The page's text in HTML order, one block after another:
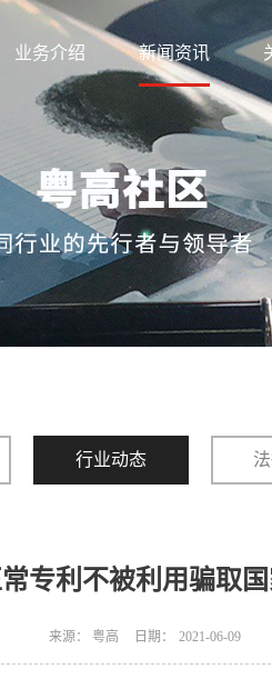
业务介绍 新闻资讯
行业动态
专利不被利用骗取
来源： 粤高 日期： 2021-06-09